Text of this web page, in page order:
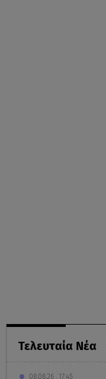
Τελευταία Νέα
08.08.26 , 17:45